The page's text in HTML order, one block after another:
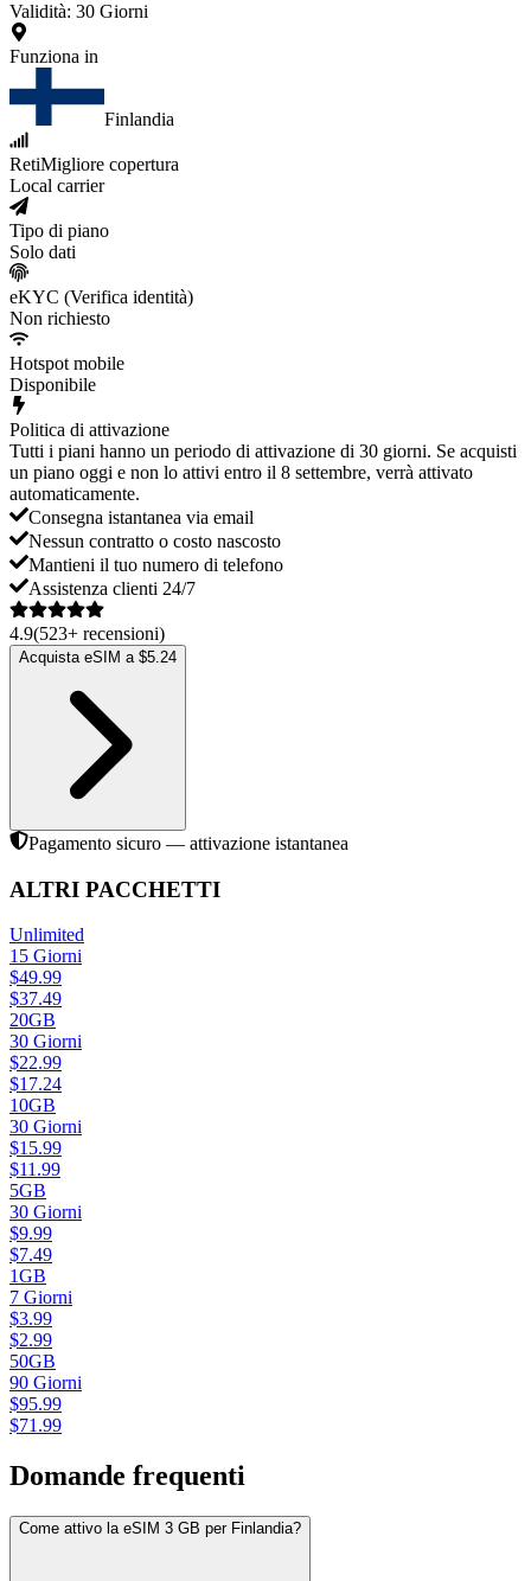
Validità: 30 Giorni
Funziona in
Finlandia
RetiMigliore copertura
Local carrier
Tipo di piano
Solo dati
eKYC (Verifica identità)
Non richiesto
Hotspot mobile
Disponibile
Politica di attivazione
Tutti i piani hanno un periodo di attivazione di 30 giorni. Se acquisti
un piano oggi e non lo attivi entro il 8 settembre, verrà attivato
automaticamente.
Consegna istantanea via email
Nessun contratto o costo nascosto
Mantieni il tuo numero di telefono
Assistenza clienti 24/7
4.9(523+ recensioni)
Acquista eSIM a $5.24
Pagamento sicuro — attivazione istantanea
ALTRI PACCHETTI
Unlimited
15 Giorni
$49.99
$37.49
20GB
30 Giorni
$22.99
$17.24
10GB
30 Giorni
$15.99
$11.99
5GB
30 Giorni
$9.99
$7.49
1GB
7 Giorni
$3.99
$2.99
50GB
90 Giorni
$95.99
$71.99
Domande frequenti
Come attivo la eSIM 3 GB per Finlandia?